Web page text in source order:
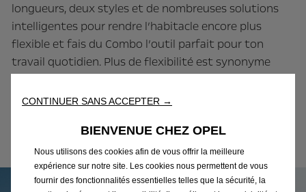
longueurs, deux styles et de nombreuses solutions
intelligentes pour rendre l’habitacle encore plus
flexible et fais du Combo l’outil parfait pour ton
travail quotidien. Plus de flexibilité est synonyme
Plus d’infos
CONTINUER SANS ACCEPTER →
BIENVENUE CHEZ OPEL
Nous utilisons des cookies afin de vous offrir la meilleure
expérience sur notre site. Les cookies nous permettent de vous
fournir des fonctionnalités essentielles telles que la sécurité, la